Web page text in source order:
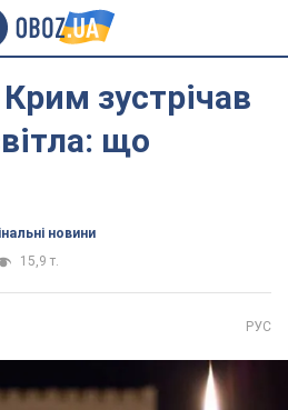
зустрічав
що
новини
15,9 т.
РУС